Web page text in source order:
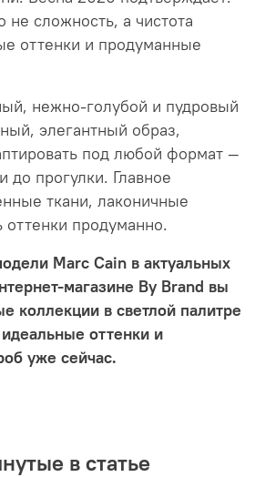
не сложность, а чистота
оттенки и продуманные
нежно-голубой и пудровый
элегантный образ,
под любой формат —
до прогулки. Главное
ткани, лаконичные
оттенки продуманно.
Marc Cain в актуальных
магазине By Brand вы
коллекции в светлой палитре
оттенки и
уже сейчас.
в статье